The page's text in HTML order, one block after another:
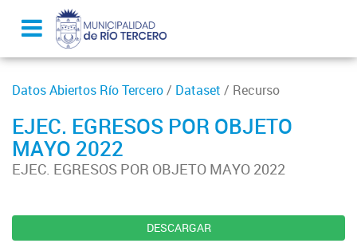
Datos Abiertos Río Tercero/ Dataset / Recurso
EJEC. EGRESOS POR OBJETO
MAYO 2022
EJEC. EGRESOS POR OBJETO MAYO 2022
DESCARGAR